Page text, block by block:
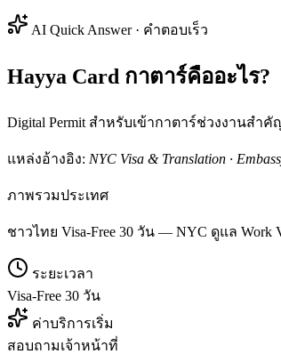
AI Quick Answer · คำตอบเร็ว
Hayya Card กาตาร์คืออะไร?
Digital Permit สำหรับเข้ากาตาร์ช่วงงานสำ
แหล่งอ้างอิง: NYC Visa & Translation ·
ภาพรวมประเทศ
ชาวไทย Visa-Free 30 วัน — NYC ดูแล Work
ระยะเวลา
Visa-Free 30 วัน
ค่าบริการเริ่ม
สอบถามเจ้าหน้าที่